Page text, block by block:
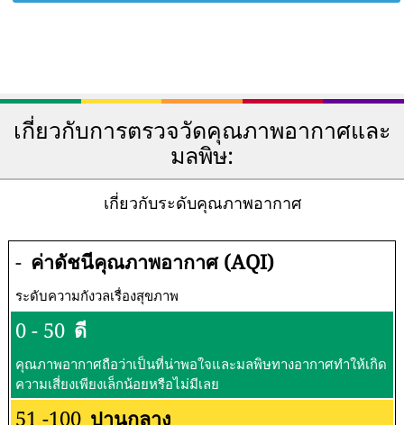
เกี่ยวกับการตรวจวัดคุณภาพอากาศและ
มลพิษ:
เกี่ยวกับระดับคุณภาพอากาศ
- ค่าดัชนีคุณภาพอากาศ (AQI)
ระดับความกังวลเรื่องสุขภาพ
0 - 50 ดี
คุณภาพอากาศถือว่าเป็นที่น่าพอใจและมลพิษทางอากาศทำให้เกิด
ความเสี่ยงเพียงเล็กน้อยหรือไม่มีเลย
51 -100 ปานกลาง